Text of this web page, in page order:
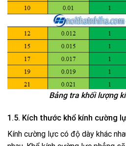
Bảng tra khối lượng
1.5. Kích thước khổ kính cường
Kính cường lực có độ dày khác